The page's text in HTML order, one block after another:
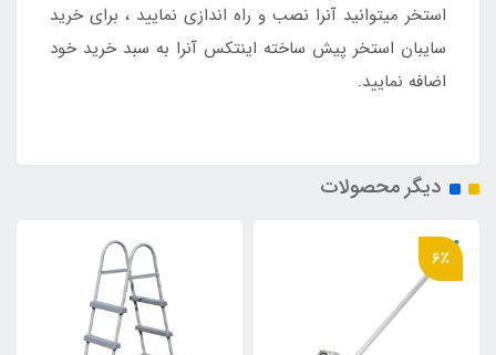
استخر میتوانید آنرا نصب و راه اندازی نمایید ، برای خرید
سایبان استخر پیش ساخته اینتکس آنرا به سبد خرید خود
اضافه نمایید.
دیگر محصولات
6٪